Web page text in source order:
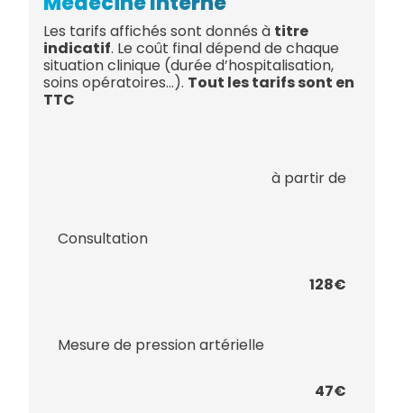
Les tarifs affichés sont donnés à titre
indicatif. Le coût final dépend de chaque
situation clinique (durée d’hospitalisation,
soins opératoires…). Tout les tarifs sont en
TTC
à partir de
Consultation
128€
Mesure de pression artérielle
47€